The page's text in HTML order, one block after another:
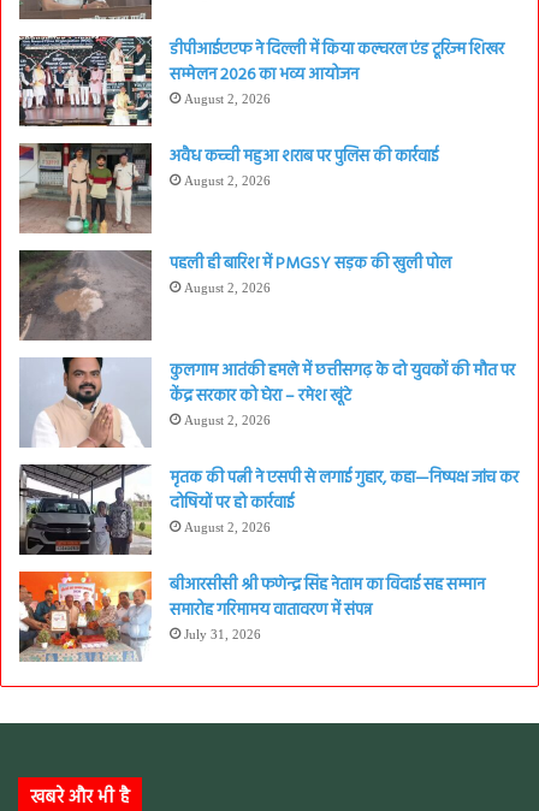
डीपीआईएएफ ने दिल्ली में किया कल्चरल एंड टूरिज्म शिखर
सम्मेलन 2026 का भव्य आयोजन
August 2, 2026
अवैध कच्ची महुआ शराब पर पुलिस की कार्रवाई
August 2, 2026
पहली ही बारिश में PMGSY सड़क की खुली पोल
August 2, 2026
कुलगाम आतंकी हमले में छत्तीसगढ़ के दो युवकों की मौत पर
केंद्र सरकार को घेरा – रमेश खूंटे
August 2, 2026
मृतक की पत्नी ने एसपी से लगाई गुहार, कहा—निष्पक्ष जांच कर
दोषियों पर हो कार्रवाई
August 2, 2026
बीआरसीसी श्री फणेन्द्र सिंह नेताम का विदाई सह सम्मान
समारोह गरिमामय वातावरण में संपन्न
July 31, 2026
खबरे और भी है